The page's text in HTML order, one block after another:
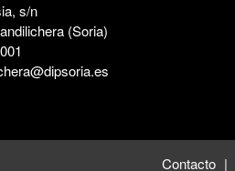
s/n
(Soria)
Contacto